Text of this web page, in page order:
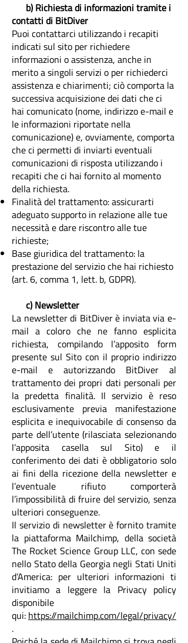
b) Richiesta di informazioni tramite i
contatti di BitDiver
Puoi contattarci utilizzando i recapiti
indicati sul sito per richiedere
informazioni o assistenza, anche in
merito a singoli servizi o per richiederci
assistenza e chiarimenti; ciò comporta la
successiva acquisizione dei dati che ci
hai comunicato (nome, indirizzo e-mail e
le informazioni riportate nella
comunicazione) e, ovviamente, comporta
che ci permetti di inviarti eventuali
comunicazioni di risposta utilizzando i
recapiti che ci hai fornito al momento
della richiesta.
Finalità del trattamento: assicurarti
adeguato supporto in relazione alle tue
necessità e dare riscontro alle tue
richieste;
Base giuridica del trattamento: la
prestazione del servizio che hai richiesto
(art. 6, comma 1, lett. b, GDPR).
c) Newsletter
La newsletter di BitDiver è inviata via e-
mail a coloro che ne fanno esplicita
richiesta, compilando l’apposito form
presente sul Sito con il proprio indirizzo
e-mail e autorizzando BitDiver al
trattamento dei propri dati personali per
la predetta finalità. Il servizio è reso
esclusivamente previa manifestazione
esplicita e inequivocabile di consenso da
parte dell’utente (rilasciata selezionando
l’apposita casella sul Sito) e il
conferimento dei dati è obbligatorio solo
ai fini della ricezione della newsletter e
l’eventuale rifiuto comporterà
l’impossibilità di fruire del servizio, senza
ulteriori conseguenze.
Il servizio di newsletter è fornito tramite
la piattaforma Mailchimp, della società
The Rocket Science Group LLC, con sede
nello Stato della Georgia negli Stati Uniti
d’America: per ulteriori informazioni ti
invitiamo a leggere la Privacy policy
disponibile
qui: https://mailchimp.com/legal/privacy/
.